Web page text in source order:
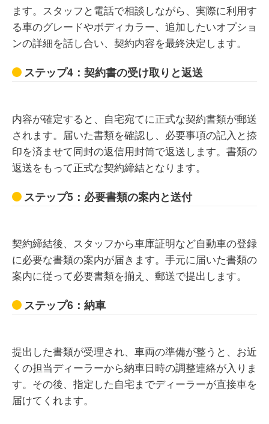
す。購入と違い自由にカスタムしにくい部分もあるため、
車を自分好みに改造したい人には向かないかもしれませ
ん。
月額料金が一定で安心感はありましたが、契約期間中は途
中解約がしづらく、ライフスタイルが変わったときに柔軟
に対応ができない点は不便に感じました。また、走行距離
制限があるため、長距離運転が多い人には少し気を遣う場
ます。スタッフと電話で相談しながら、実際に利用す
る車のグレードやボディカラー、追加したいオプショ
ンの詳細を話し合い、契約内容を最終決定します。
ステップ4：契約書の受け取りと返送
内容が確定すると、自宅宛てに正式な契約書類が郵送
されます。届いた書類を確認し、必要事項の記入と捺
印を済ませて同封の返信用封筒で返送します。書類の
返送をもって正式な契約締結となります。
ステップ5：必要書類の案内と送付
契約締結後、スタッフから車庫証明など自動車の登録
に必要な書類の案内が届きます。手元に届いた書類の
案内に従って必要書類を揃え、郵送で提出します。
ステップ6：納車
提出した書類が受理され、車両の準備が整うと、お近
くの担当ディーラーから納車日時の調整連絡が入りま
す。その後、指定した自宅までディーラーが直接車を
届けてくれます。